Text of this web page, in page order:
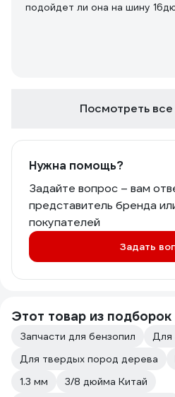
подойдет ли она на шину
Посмотреть
Нужна помощь?
Задайте вопрос – вам
представитель бренда
покупателей
Задать
Этот товар из подборок
Запчасти для бензопил
Для
Для твердых пород дерева
1.3 мм
3/8 дюйма Китай